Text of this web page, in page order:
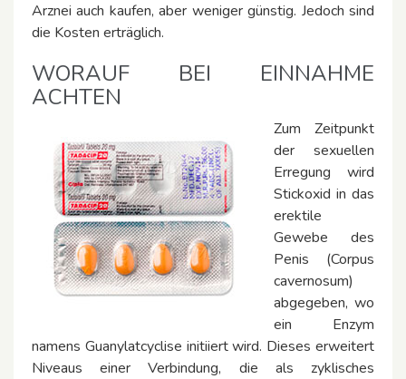
Arznei auch kaufen, aber weniger günstig. Jedoch sind
die Kosten erträglich.
WORAUF BEI EINNAHME
ACHTEN
Zum Zeitpunkt
der sexuellen
Erregung wird
Stickoxid in das
erektile
Gewebe des
Penis (Corpus
cavernosum)
abgegeben, wo
ein Enzym
namens Guanylatcyclise initiiert wird. Dieses erweitert
Niveaus einer Verbindung, die als zyklisches